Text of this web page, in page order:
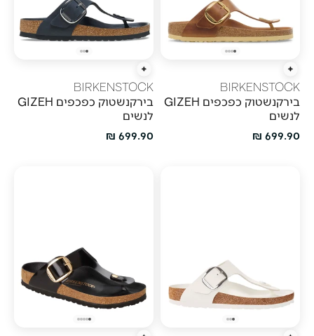
הוספה מהירה
BIRKENSTOCK
בירקנשטוק כפכפים GIZEH
לנשים
מחיר מבצע
699.90 ₪
הוספה מהירה
BIRKENSTOCK
בירקנשטוק כפכפים GIZEH
לנשים
מחיר מבצע
699.90 ₪